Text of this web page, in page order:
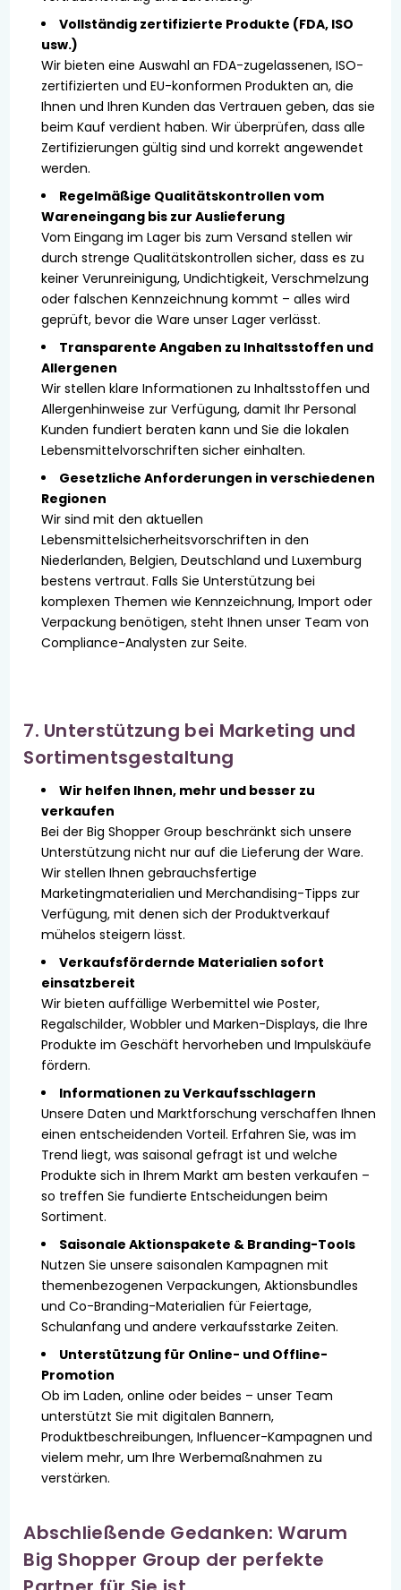
Vollständig zertifizierte Produkte (FDA, ISO
usw.)
Wir bieten eine Auswahl an FDA-zugelassenen, ISO-
zertifizierten und EU-konformen Produkten an, die
Ihnen und Ihren Kunden das Vertrauen geben, das sie
beim Kauf verdient haben. Wir überprüfen, dass alle
Zertifizierungen gültig sind und korrekt angewendet
werden.
Regelmäßige Qualitätskontrollen vom
Wareneingang bis zur Auslieferung
Vom Eingang im Lager bis zum Versand stellen wir
durch strenge Qualitätskontrollen sicher, dass es zu
keiner Verunreinigung, Undichtigkeit, Verschmelzung
oder falschen Kennzeichnung kommt – alles wird
geprüft, bevor die Ware unser Lager verlässt.
Transparente Angaben zu Inhaltsstoffen und
Allergenen
Wir stellen klare Informationen zu Inhaltsstoffen und
Allergenhinweise zur Verfügung, damit Ihr Personal
Kunden fundiert beraten kann und Sie die lokalen
Lebensmittelvorschriften sicher einhalten.
Gesetzliche Anforderungen in verschiedenen
Regionen
Wir sind mit den aktuellen
Lebensmittelsicherheitsvorschriften in den
Niederlanden, Belgien, Deutschland und Luxemburg
bestens vertraut. Falls Sie Unterstützung bei
komplexen Themen wie Kennzeichnung, Import oder
Verpackung benötigen, steht Ihnen unser Team von
Compliance-Analysten zur Seite.
7. Unterstützung bei Marketing und
Sortimentsgestaltung
Wir helfen Ihnen, mehr und besser zu
verkaufen
Bei der Big Shopper Group beschränkt sich unsere
Unterstützung nicht nur auf die Lieferung der Ware.
Wir stellen Ihnen gebrauchsfertige
Marketingmaterialien und Merchandising-Tipps zur
Verfügung, mit denen sich der Produktverkauf
mühelos steigern lässt.
Verkaufsfördernde Materialien sofort
einsatzbereit
Wir bieten auffällige Werbemittel wie Poster,
Regalschilder, Wobbler und Marken-Displays, die Ihre
Produkte im Geschäft hervorheben und Impulskäufe
fördern.
Informationen zu Verkaufsschlagern
Unsere Daten und Marktforschung verschaffen Ihnen
einen entscheidenden Vorteil. Erfahren Sie, was im
Trend liegt, was saisonal gefragt ist und welche
Produkte sich in Ihrem Markt am besten verkaufen –
so treffen Sie fundierte Entscheidungen beim
Sortiment.
Saisonale Aktionspakete & Branding-Tools
Nutzen Sie unsere saisonalen Kampagnen mit
themenbezogenen Verpackungen, Aktionsbundles
und Co-Branding-Materialien für Feiertage,
Schulanfang und andere verkaufsstarke Zeiten.
Unterstützung für Online- und Offline-
Promotion
Ob im Laden, online oder beides – unser Team
unterstützt Sie mit digitalen Bannern,
Produktbeschreibungen, Influencer-Kampagnen und
vielem mehr, um Ihre Werbemaßnahmen zu
verstärken.
Abschließende Gedanken: Warum
Big Shopper Group der perfekte